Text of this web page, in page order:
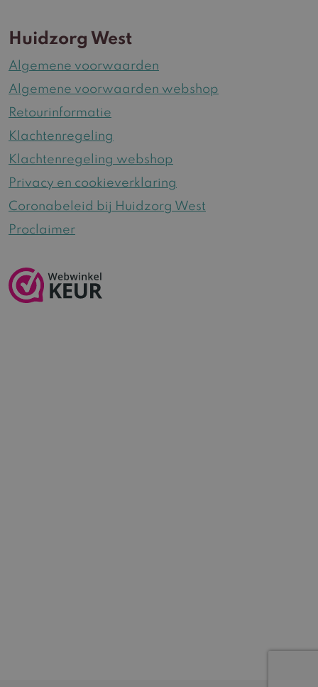
Huidzorg West
Algemene voorwaarden
Algemene voorwaarden webshop
Retourinformatie
Klachtenregeling
Klachtenregeling webshop
Privacy en cookieverklaring
Coronabeleid bij Huidzorg West
Proclaimer